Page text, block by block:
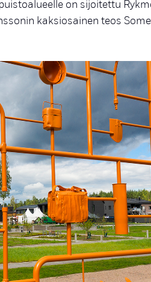
on sijoitettu
kaksiosainen teos